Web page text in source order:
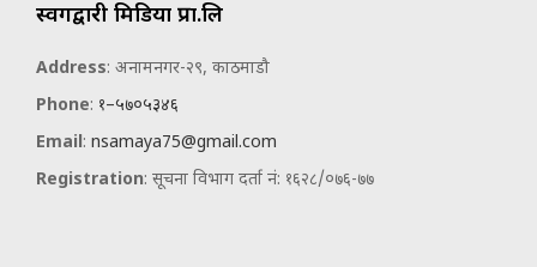
स्वर्गद्वारी मिडिया प्रा.लि
Address: अनामनगर-२९, काठमाडौ
Phone: १–५७०५३४६
Email: nsamaya75@gmail.com
Registration: सूचना विभाग दर्ता नं: १६२८/०७६-७७